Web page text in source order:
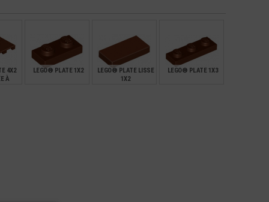
4X2
À
LEGO® PLATE 1X2
LEGO® PLATE LISSE
1X2
LEGO® PLATE 1X3